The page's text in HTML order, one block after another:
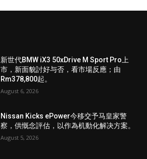
新世代BMW iX3 50xDrive M Sport Pro上
市，新面貌討好与否，看市場反應；由
Rm378,800起。
August 6, 2026
Nissan Kicks ePower今移交予马皇家警
察，供慨念評估，以作為机動化解决方案。
August 5, 2026